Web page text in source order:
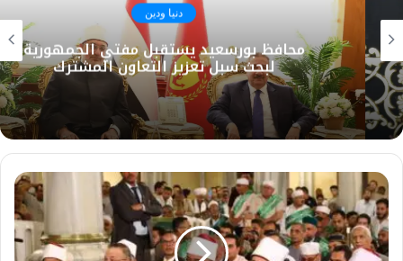
دنيا ودين
محافظ بورسعيد يستقبل مفتي الجمهورية
لبحث سبل تعزيز التعاون المشترك